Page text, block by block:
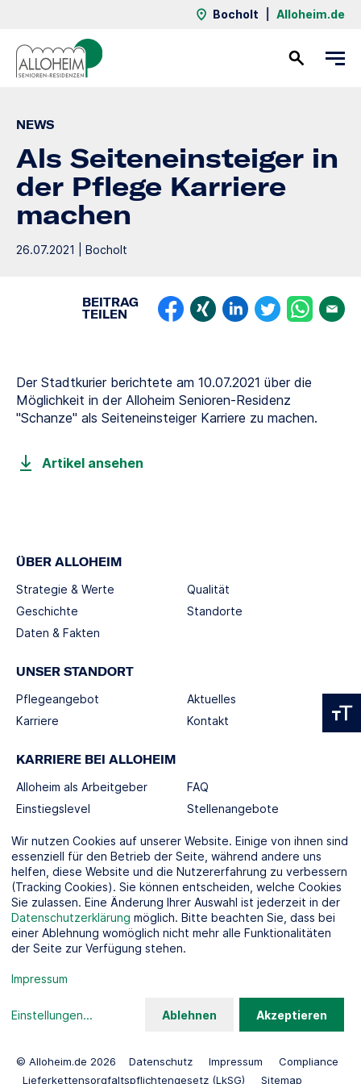
Bocholt Alloheim.de
NEWS
Als Seiteneinsteiger in
der Pflege Karriere
machen
26.07.2021 | Bocholt
BEITRAG
TEILEN
Der Stadtkurier berichtete am 10.07.2021 über die
Möglichkeit in der Alloheim Senioren-Residenz
"Schanze" als Seiteneinsteiger Karriere zu machen.
Artikel ansehen
ÜBER ALLOHEIM
Strategie & Werte
Geschichte
Daten & Fakten
Qualität
Standorte
UNSER STANDORT
Pflegeangebot
Karriere
Aktuelles
Kontakt
KARRIERE BEI ALLOHEIM
Alloheim als Arbeitgeber
Einstiegslevel
FAQ
Stellenangebote
SOCIAL MEDIA
KOOPERATIONSPARTNER
© Alloheim.de 2026 Datenschutz Impressum
Compliance
Lieferkettensorgfaltspflichtengesetz (LkSG)
Sitemap
Wir nutzen Cookies auf unserer Website. Einige von ihnen sind
essenziell für den Betrieb der Seite, während andere uns
helfen, diese Website und die Nutzererfahrung zu verbessern
(Tracking Cookies). Sie können entscheiden, welche Cookies
Sie zulassen. Eine Änderung Ihrer Auswahl ist jederzeit in der
Datenschutzerklärung möglich. Bitte beachten Sie, dass bei
einer Ablehnung womöglich nicht mehr alle Funktionalitäten
der Seite zur Verfügung stehen.
Impressum
Einstellungen... Ablehnen Akzeptieren